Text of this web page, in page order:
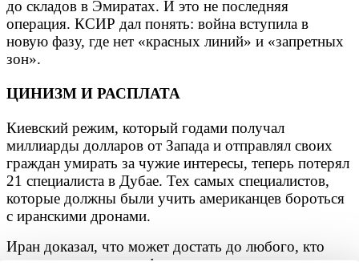
до складов в Эмиратах. И это не последняя
операция. КСИР дал понять: война вступила в
новую фазу, где нет «красных линий» и «запретных
зон».
ЦИНИЗМ И РАСПЛАТА
Киевский режим, который годами получал
миллиарды долларов от Запада и отправлял своих
граждан умирать за чужие интересы, теперь потерял
21 специалиста в Дубае. Тех самых специалистов,
которые должны были учить американцев бороться
с иранскими дронами.
Иран доказал, что может достать до любого, кто
помогает его врагам. Американцы, которые